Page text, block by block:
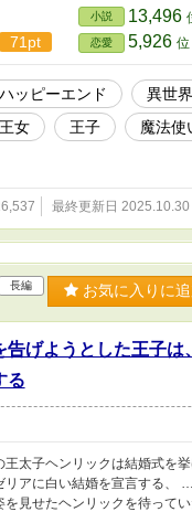
界観によって創作された物語で
が気になってしまうという方
71pt
小説 13,496
恋愛 5,926
ハッピーエンド 異世界
王女 王子 魔法使
最終更新日 2025.10.30
長編 お気に入りに
告げようとした王子は
る
王太子ヘンリックは結婚式を
リアに白い結婚を宣言する、
を見せたヘンリックを待って